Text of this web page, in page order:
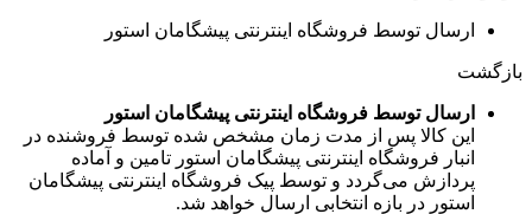
ارسال توسط فروشگاه اینترنتی پیشگامان استور
بازگشت
ارسال توسط فروشگاه اینترنتی پیشگامان استور
این کالا پس از مدت زمان مشخص شده توسط فروشنده در
انبار فروشگاه اینترنتی پیشگامان استور تامین و آماده
پردازش می‌گردد و توسط پیک فروشگاه اینترنتی پیشگامان
استور در بازه انتخابی ارسال خواهد شد.